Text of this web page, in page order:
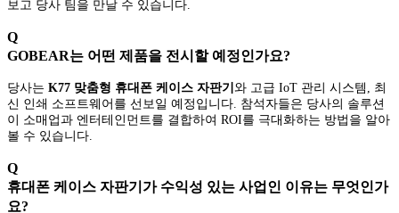
보고 당사 팀을 만날 수 있습니다.
Q
GOBEAR는 어떤 제품을 전시할 예정인가요?
당사는 K77 맞춤형 휴대폰 케이스 자판기 와 고급 IoT 관리 시스템, 최
신 인쇄 소프트웨어를 선보일 예정입니다. 참석자들은 당사의 솔루션
이 소매업과 엔터테인먼트를 결합하여 ROI를 극대화하는 방법을 알아
볼 수 있습니다.
Q
휴대폰 케이스 자판기가 수익성 있는 사업인 이유는 무엇인가
요?